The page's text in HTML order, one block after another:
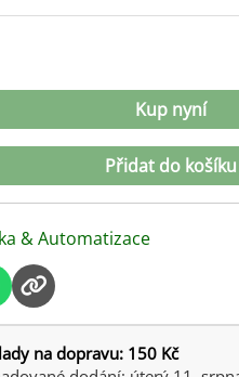
Kup nyní
Přidat do košíku
& Automatizace
na dopravu: 150 Kč